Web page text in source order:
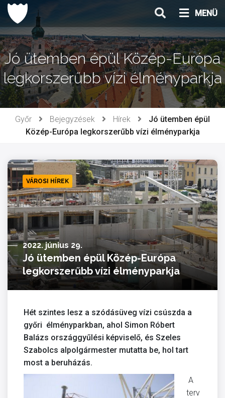
Ugrás
tartalomhoz
MENÜ
Jó ütemben épül Közép-Európa
legkorszerűbb vízi élményparkja
Győr Bejegyzések Hírek
Jó ütemben épül
Közép-Európa legkorszerűbb vízi élményparkja
VÁROSI HÍREK
2022. június 29.
Jó ütemben épül Közép-Európa
legkorszerűbb vízi élményparkja
Hét szintes lesz a szódásüveg vízi csúszda a
győri élményparkban, ahol Simon Róbert
Balázs országgyűlési képviselő, és Szeles
Szabolcs alpolgármester mutatta be, hol tart
most a beruházás.
A
terv